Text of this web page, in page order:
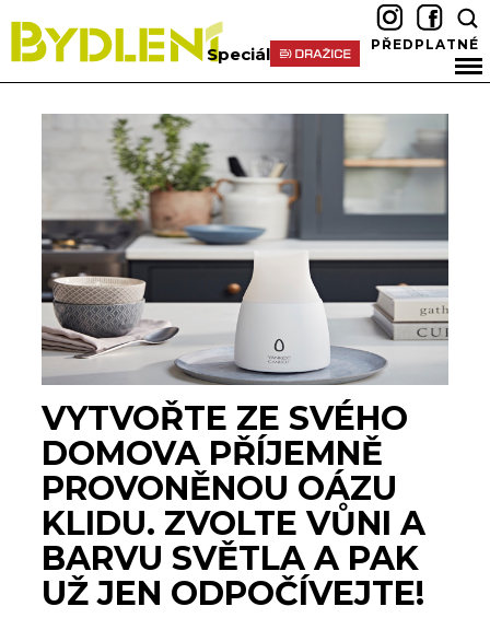
Speciál PŘEDPLATNÉ
VYTVOŘTE ZE SVÉHO
DOMOVA PŘÍJEMNĚ
PROVONĚNOU OÁZU
KLIDU. ZVOLTE VŮNI A
BARVU SVĚTLA A PAK
UŽ JEN ODPOČÍVEJTE!